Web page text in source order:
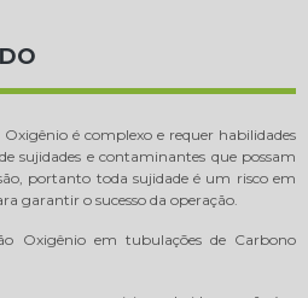
é complexo e requer habilidades
sujidades e contaminantes que possam
portanto toda sujidade é um risco em
garantir o sucesso da operação.
Oxigênio em tubulações de Carbono